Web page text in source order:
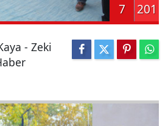
7 201
- Zeki